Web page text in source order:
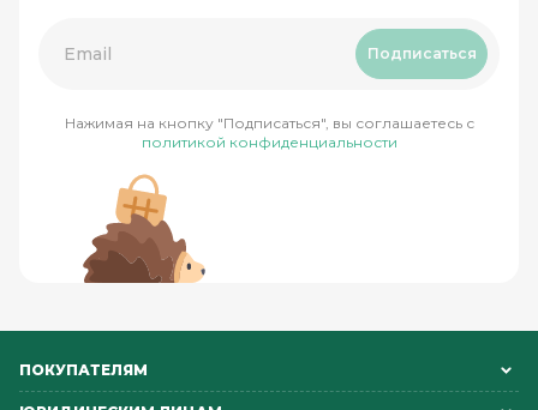
Подписаться
Нажимая на кнопку "Подписаться", вы соглашаетесь с
политикой конфиденциальности
ПОКУПАТЕЛЯМ